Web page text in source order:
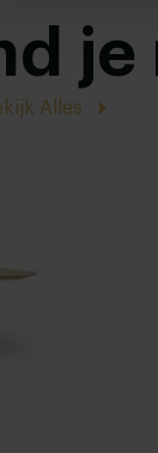
Alles